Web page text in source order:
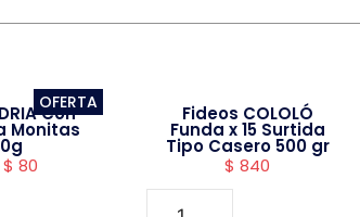
OFERTA
Con
Monitas
$ 80
Fideos COLOLÓ
Funda x 15 Surtida
Tipo Casero 500 gr
$ 840